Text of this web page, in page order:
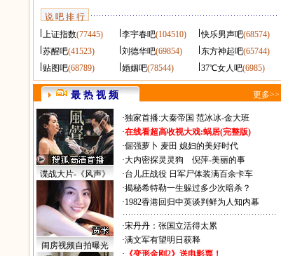
说 吧 排 行
上证指数(77445) 李宇春吧(104510) 快乐男声吧(68574)
苏醒吧(41523) 刘德华吧(69854) 东方神起吧(65744)
贴图吧(68789) 婚姻吧(78544) 37℃女人吧(6985)
最 热 视 频 更多>>
谍战大片-《风声》
闺房视频自拍曝光
·独家首播:大秦帝国 范冰冰-金大班
·在线看超高收视大戏:蜗居(完整版)
·倔强萝卜 麦田 媳妇的美好时代
·大内密探灵灵狗
倪萍-美丽的事
·台儿庄战役 日军尸体装满百余卡车
·揭秘希特勒一生躲过多少次暗杀？
·1982香港回归中英谈判鲜为人知内幕
·宋丹丹：张国立活得太累
·满文军有望明日获释
· 《变形金刚2》送电影票！